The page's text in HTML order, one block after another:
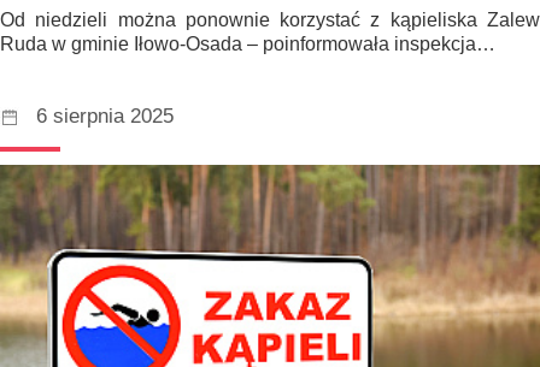
Od niedzieli można ponownie korzystać z kąpieliska Zalew
Ruda w gminie Iłowo-Osada – poinformowała inspekcja…
6 sierpnia 2025